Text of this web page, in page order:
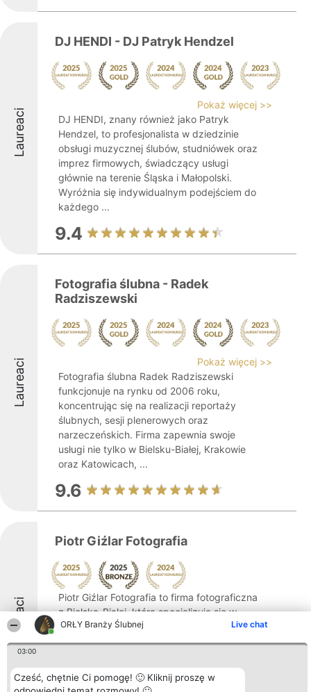
ORŁY Branży Ślubnej Live chat
03:00
Cześć, chętnie Ci pomogę! 🙂 Kliknij proszę w
Laureaci
DJ HENDI - DJ Patryk Hendzel
Pokaż więcej >>
DJ HENDI, znany również jako Patryk
Hendzel, to profesjonalista w dziedzinie
obsługi muzycznej ślubów, studniówek oraz
imprez firmowych, świadczący usługi
głównie na terenie Śląska i Małopolski.
Wyróżnia się indywidualnym podejściem do
każdego ...
9.4
Laureaci
Fotografia ślubna - Radek
Radziszewski
Pokaż więcej >>
Fotografia ślubna Radek Radziszewski
funkcjonuje na rynku od 2006 roku,
koncentrując się na realizacji reportaży
ślubnych, sesji plenerowych oraz
narzeczeńskich. Firma zapewnia swoje
usługi nie tylko w Bielsku-Białej, Krakowie
oraz Katowicach, ...
9.6
Laureaci
Piotr Giźlar Fotografia
Piotr Giźlar Fotografia to firma fotograficzna
z Bielska-Białej, która specjalizuje się w
reportażach ślubnych cechujących się
oryginalnością oraz bogactwem emocji.
wyczuciem detali i indywidualnym
podejściem ...